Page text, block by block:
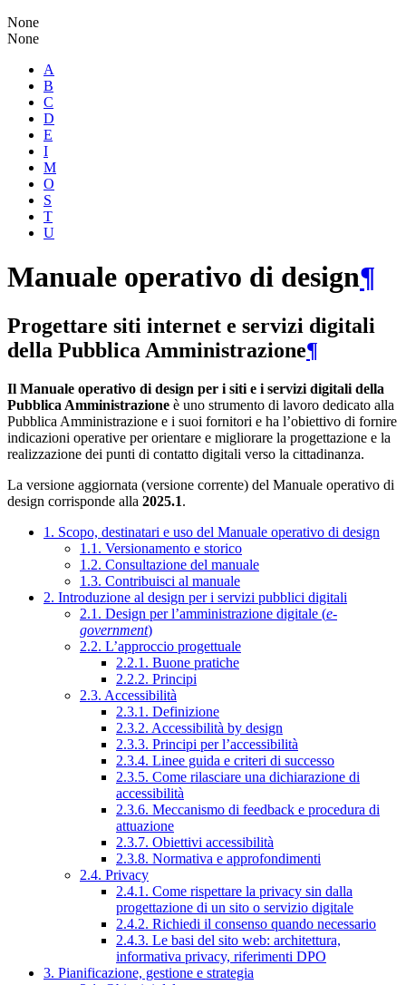
None
None
A
B
C
D
E
I
M
O
S
T
U
Manuale operativo di design¶
Progettare siti internet e servizi digitali
della Pubblica Amministrazione¶
Il Manuale operativo di design per i siti e i servizi digitali della
Pubblica Amministrazione è uno strumento di lavoro dedicato alla
Pubblica Amministrazione e i suoi fornitori e ha l’obiettivo di fornire
indicazioni operative per orientare e migliorare la progettazione e la
realizzazione dei punti di contatto digitali verso la cittadinanza.
La versione aggiornata (versione corrente) del Manuale operativo di
design corrisponde alla 2025.1.
1. Scopo, destinatari e uso del Manuale operativo di design
1.1. Versionamento e storico
1.2. Consultazione del manuale
1.3. Contribuisci al manuale
2. Introduzione al design per i servizi pubblici digitali
2.1. Design per l’amministrazione digitale (e-
government)
2.2. L’approccio progettuale
2.2.1. Buone pratiche
2.2.2. Principi
2.3. Accessibilità
2.3.1. Definizione
2.3.2. Accessibilità by design
2.3.3. Principi per l’accessibilità
2.3.4. Linee guida e criteri di successo
2.3.5. Come rilasciare una dichiarazione di
accessibilità
2.3.6. Meccanismo di feedback e procedura di
attuazione
2.3.7. Obiettivi accessibilità
2.3.8. Normativa e approfondimenti
2.4. Privacy
2.4.1. Come rispettare la privacy sin dalla
progettazione di un sito o servizio digitale
2.4.2. Richiedi il consenso quando necessario
2.4.3. Le basi del sito web: architettura,
informativa privacy, riferimenti DPO
3. Pianificazione, gestione e strategia